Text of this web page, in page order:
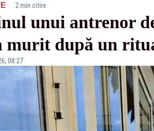
· 2 min citire
unui antrenor
murit după un
08:27